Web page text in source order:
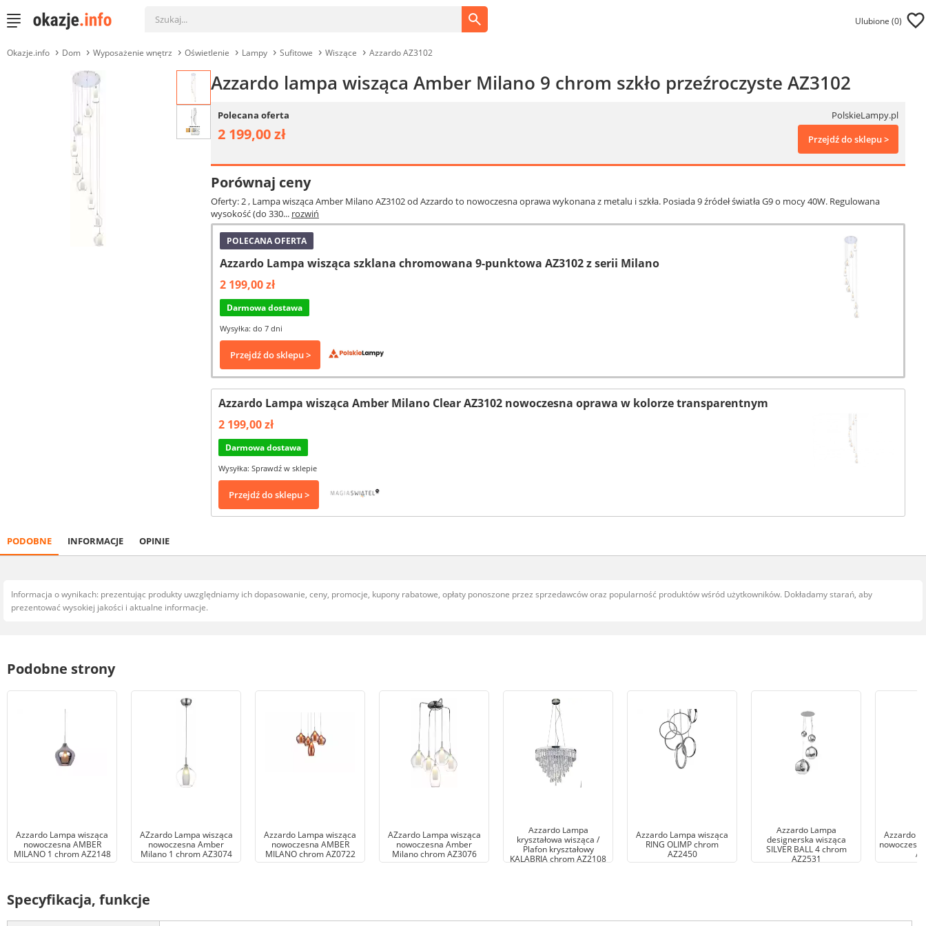
Ulubione (0)
Okazje.info Dom Wyposażenie wnętrz Oświetlenie Lampy Sufitowe Wiszące Azzardo AZ3102
Azzardo lampa wisząca Amber Milano 9 chrom szkło przeźroczyste AZ3102
Polecana oferta PolskieLampy.pl
2 199,00 zł Przejdź do sklepu >
Porównaj ceny
Oferty: 2, Lampa wisząca Amber Milano AZ3102 od Azzardo to nowoczesna oprawa wykonana z metalu i szkła. Posiada 9 źródeł światła G9 o mocy 40W. Regulowana
wysokość (do 330... rozwiń
POLECANA OFERTA
Azzardo Lampa wisząca szklana chromowana 9-punktowa AZ3102 z serii Milano
2 199,00 zł
Darmowa dostawa
Wysyłka: do 7 dni
Przejdź do sklepu >
Azzardo Lampa wisząca Amber Milano Clear AZ3102 nowoczesna oprawa w kolorze transparentnym
2 199,00 zł
Darmowa dostawa
Wysyłka: Sprawdź w sklepie
Przejdź do sklepu >
PODOBNE INFORMACJE OPINIE
Informacja o wynikach: prezentując produkty uwzględniamy ich dopasowanie, ceny, promocje, kupony rabatowe, opłaty ponoszone przez sprzedawców oraz popularność produktów wśród użytkowników. Dokładamy starań, aby
prezentować wysokiej jakości i aktualne informacje.
Podobne strony
Azzardo Lampa wisząca
nowoczesna AMBER
MILANO 1 chrom AZ2148
AZzardo Lampa wisząca
nowoczesna Amber
Milano 1 chrom AZ3074
Azzardo Lampa wisząca
nowoczesna AMBER
MILANO chrom AZ0722
AZzardo Lampa wisząca
nowoczesna Amber
Milano chrom AZ3076
Azzardo Lampa
kryształowa wisząca /
Plafon kryształowy
KALABRIA chrom AZ2108
Azzardo Lampa wisząca
RING OLIMP chrom
AZ2450
Azzardo Lampa
designerska wisząca
SILVER BALL 4 chrom
AZ2531
Azzardo
Specyfikacja, funkcje